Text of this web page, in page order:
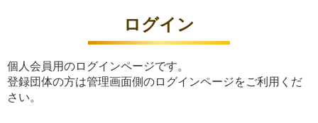
ログイン
個人会員用のログインページです。
登録団体の方は管理画面側のログインページをご利用くだ
さい。